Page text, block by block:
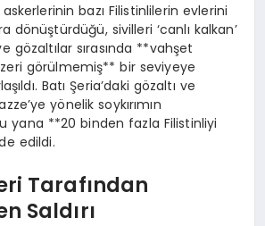
bazı Filistinlilerin evlerini
dönüştürdüğü, sivilleri ‘canlı kalkan’
gözaltılar sırasında **vahşet
görülmemiş** bir seviyeye
Batı Şeria’daki gözaltı ve
yönelik soykırımın
yana **20 binden fazla Filistinliyi
edildi.
Tarafından
Saldırı